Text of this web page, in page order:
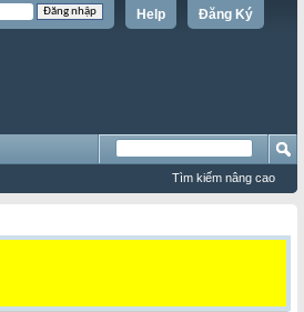
Đăng Ký
Help
Tìm kiếm nâng cao